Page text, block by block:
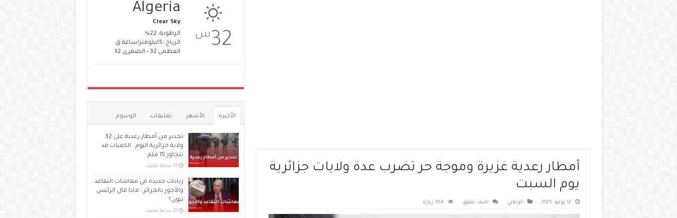
أمطار رعدية غزيرة وموجة حر تضرب عدة ولايات جزائرية
يوم السبت
12 يوليو، 2025 الوطني اضف تعليق 354 زيارة
32 س
Algeria
Clear Sky
الرطوبة: 22%
الرياح: 5كيلومتر/ساعة ق
العظمى 32 • الصغرى 32
الأخيرة الأشهر تعليقات الوسوم
تحذير من أمطار رعدية على 32
ولاية جزائرية اليوم.. الكميات قد
تتجاوز 15 ملم
‏17 ساعة مضت
زيادات جديدة في معاشات التقاعد
والأجور بالجزائر.. ماذا قال الرئيس
تبون؟
‏22 ساعة مضت